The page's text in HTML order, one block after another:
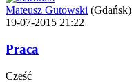
Mateusz Gutowski (Gdańsk)
19-07-2015 21:22
Praca
Cześć